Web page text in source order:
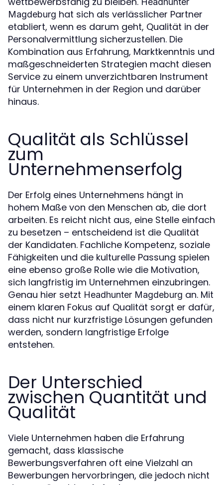
Magdeburg hat sich als verlässlicher Partner
etabliert, wenn es darum geht, Qualität in der
Personalvermittlung sicherzustellen. Die
Kombination aus Erfahrung, Marktkenntnis und
maßgeschneiderten Strategien macht diesen
Service zu einem unverzichtbaren Instrument
für Unternehmen in der Region und darüber
hinaus.
Qualität als Schlüssel
zum
Unternehmenserfolg
Der Erfolg eines Unternehmens hängt in
hohem Maße von den Menschen ab, die dort
arbeiten. Es reicht nicht aus, eine Stelle einfach
zu besetzen – entscheidend ist die Qualität
der Kandidaten. Fachliche Kompetenz, soziale
Fähigkeiten und die kulturelle Passung spielen
eine ebenso große Rolle wie die Motivation,
sich langfristig im Unternehmen einzubringen.
Genau hier setzt Headhunter Magdeburg an. Mit
einem klaren Fokus auf Qualität sorgt er dafür,
dass nicht nur kurzfristige Lösungen gefunden
werden, sondern langfristige Erfolge
entstehen.
Der Unterschied
zwischen Quantität und
Qualität
Viele Unternehmen haben die Erfahrung
gemacht, dass klassische
Bewerbungsverfahren oft eine Vielzahl an
Bewerbungen hervorbringen, die jedoch nicht